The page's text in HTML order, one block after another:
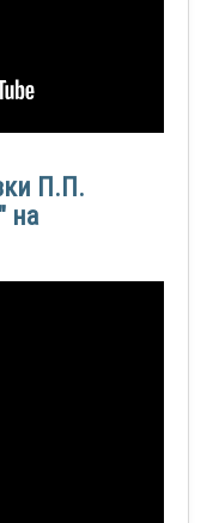
П.П.
на